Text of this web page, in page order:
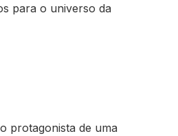
para o universo da
protagonista de uma